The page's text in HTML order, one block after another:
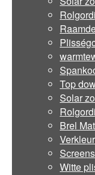
Top
Solar
Brel
Witte